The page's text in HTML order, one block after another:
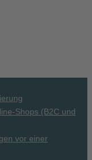
Shops (B2C und
vor einer